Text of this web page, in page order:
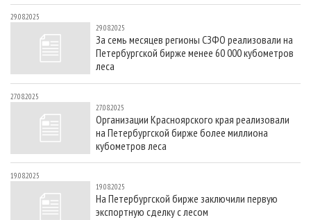
29.08.2025
29.08.2025
За семь месяцев регионы СЗФО реализовали на
Петербургской бирже менее 60 000 кубометров
леса
27.08.2025
27.08.2025
Организации Красноярского края реализовали
на Петербургской бирже более миллиона
кубометров леса
19.08.2025
19.08.2025
На Петербургской бирже заключили первую
экспортную сделку с лесом